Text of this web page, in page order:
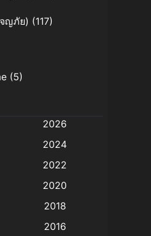
ญภัย) (117)
(5)
ตูน
ะ
2026
2024
2022
2020
2018
2016